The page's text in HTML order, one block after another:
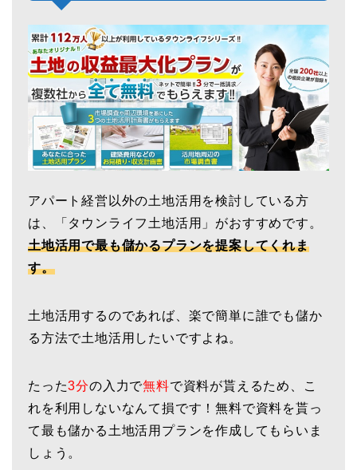
アパート経営以外の土地活用を検討している方
は、「タウンライフ土地活用」がおすすめです。
土地活用で最も儲かるプランを提案してくれま
す。
土地活用するのであれば、楽で簡単に誰でも儲か
る方法で土地活用したいですよね。
たった3分の入力で無料で資料が貰えるため、こ
れを利用しないなんて損です！無料で資料を貰っ
て最も儲かる土地活用プランを作成してもらいま
しょう。